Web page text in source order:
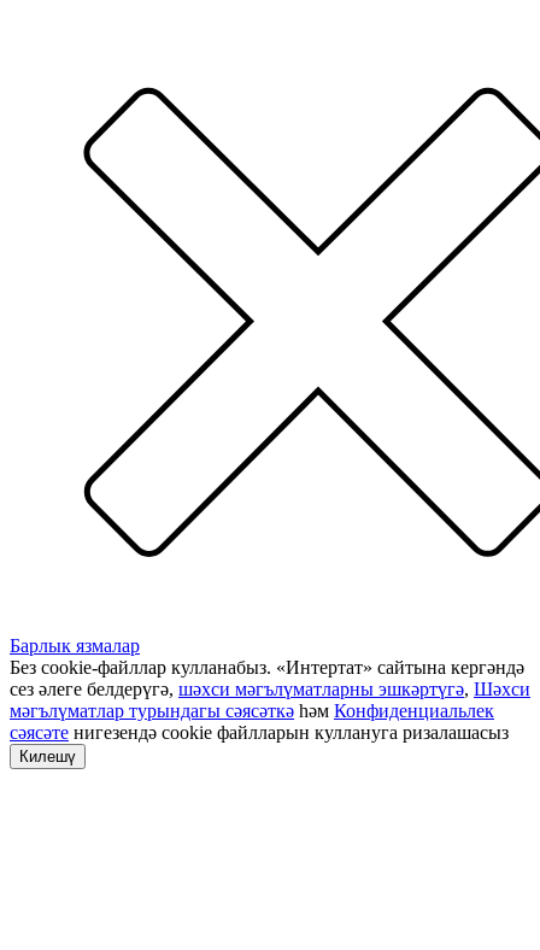
Барлык язмалар
Без cookie-файллар кулланабыз. «Интертат» сайтына кергәндә
сез әлеге белдерүгә, шәхси мәгълүматларны эшкәртүгә, Шәхси
мәгълүматлар турындагы сәясәткә һәм Конфиденциальлек
сәясәте нигезендә cookie файлларын куллануга ризалашасыз
Килешү